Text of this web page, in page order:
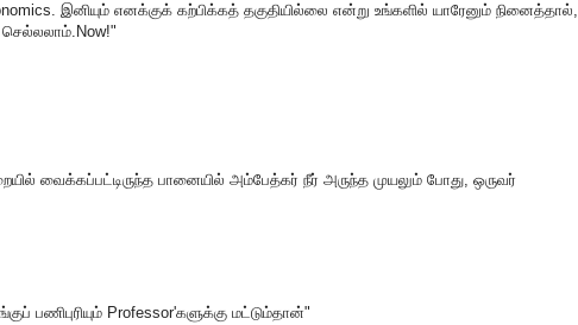
இனியும் எனக்குக் கற்பிக்கத் தகுதியில்லை என்று உங்களில் யாரேனும் நினைத்தால்,
வைக்கப்பட்டிருந்த பானையில் அம்பேத்கர் நீர் அருந்த முயலும் போது, ஒருவர்
பணிபுரியும் Professor'களுக்கு மட்டும்தான்"